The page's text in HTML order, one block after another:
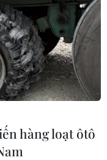
điện đàm, cả hai
chính trị về Syria,
đàn Geneva và
hàng loạt ôtô